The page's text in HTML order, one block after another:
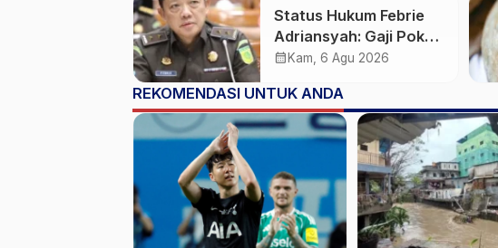
Status Hukum Febrie
Adriansyah: Gaji Pokok
50 Persen Tetap
Disetop Kejagung
calendar_month Kam, 6 Agu 2026
REKOMENDASI UNTUK ANDA